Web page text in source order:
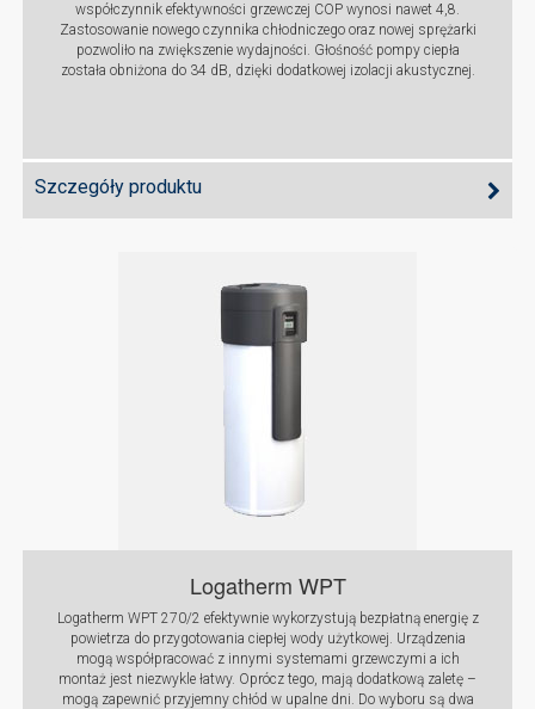
współczynnik efektywności grzewczej COP wynosi nawet 4,8.
Zastosowanie nowego czynnika chłodniczego oraz nowej sprężarki
pozwoliło na zwiększenie wydajności. Głośność pompy ciepła
została obniżona do 34 dB, dzięki dodatkowej izolacji akustycznej.
Szczegóły produktu
Logatherm WPT
Logatherm WPT 270/2 efektywnie wykorzystują bezpłatną energię z
powietrza do przygotowania ciepłej wody użytkowej. Urządzenia
mogą współpracować z innymi systemami grzewczymi a ich
montaż jest niezwykle łatwy. Oprócz tego, mają dodatkową zaletę –
mogą zapewnić przyjemny chłód w upalne dni. Do wyboru są dwa